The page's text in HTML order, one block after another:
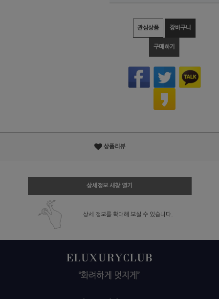
관심상품 장바구니
구매하기
상품리뷰
상세정보 새창 열기
상세 정보를 확대해 보실 수 있습니다.